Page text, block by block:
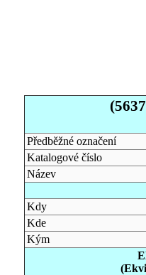
Předběžné označení
Katalogové číslo
Název
Kdy
Kde
Kým